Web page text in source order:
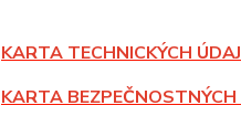
KARTA TECHNICKÝCH
KARTA